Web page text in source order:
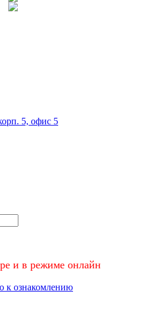
5, офис 5
и в режиме онлайн
к ознакомлению